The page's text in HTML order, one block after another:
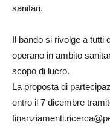
sanitari.
Il bando si rivolge a tutti
operano in ambito
scopo di lucro.
La proposta di
entro il 7 dicembre